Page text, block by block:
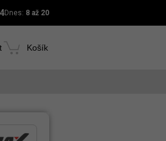
Dnes: 8 až 20
Košík